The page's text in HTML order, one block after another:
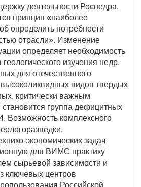
деятельности Роснедра.
принцип «наиболее
определить потребности
отрасли». Изменение
определяет необходимость
изучения недр.
для отечественного
видов твердых
критически важным
группа дефицитных
Возможность комплексного
экономических задач
для ВИМС практику
сырьевой зависимости и
ключевых центров
Российской